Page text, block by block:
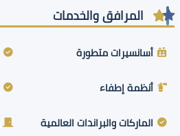
المرافق والخدمات
أسانسيرات متطورة
أنظمة إطفاء
الماركات والبراندات العالمية